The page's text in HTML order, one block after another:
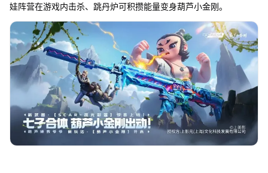
娃阵营在游戏内击杀、跳丹炉可积攒能量变身葫芦小金刚。